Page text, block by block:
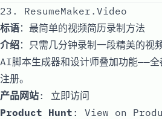
23. ResumeMaker.Video
标语：最简单的视频简历录制方法
介绍：只需几分钟录制一段精美的视
AI脚本生成器和设计师叠加功能——
注册。
产品网站: 立即访问
Product Hunt : View on